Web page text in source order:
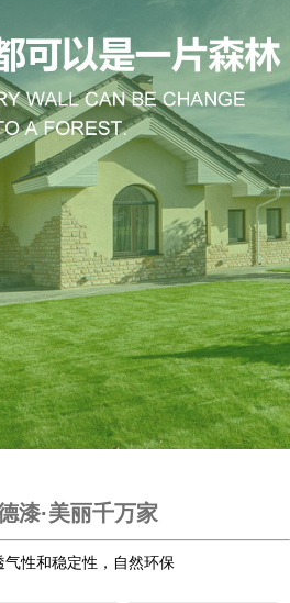
漆·美丽千万家
气性和稳定性，自然环保